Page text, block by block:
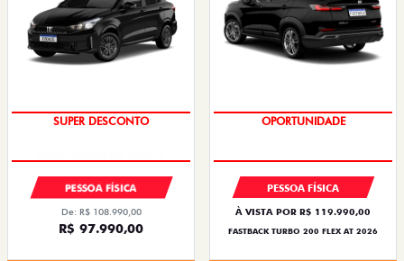
SUPER DESCONTO
PESSOA FÍSICA
De: R$ 108.990,00
R$ 97.990,00
OPORTUNIDADE
PESSOA FÍSICA
À VISTA POR R$ 119.990,00
FASTBACK TURBO 200 FLEX AT 2026